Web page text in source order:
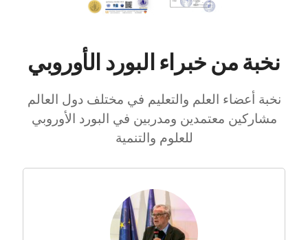
نخبة من خبراء البورد الأوروبي
نخبة أعضاء العلم والتعليم في مختلف دول العالم
مشاركين معتمدين ومدربين في البورد الأوروبي
للعلوم والتنمية